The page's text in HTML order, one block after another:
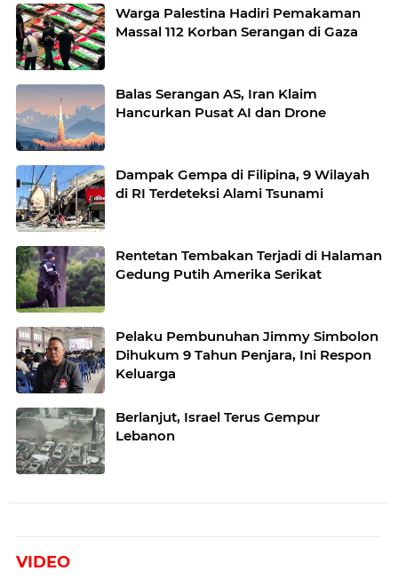
Warga Palestina Hadiri Pemakaman
Massal 112 Korban Serangan di Gaza
Balas Serangan AS, Iran Klaim
Hancurkan Pusat AI dan Drone
Dampak Gempa di Filipina, 9 Wilayah
di RI Terdeteksi Alami Tsunami
Rentetan Tembakan Terjadi di Halaman
Gedung Putih Amerika Serikat
Pelaku Pembunuhan Jimmy Simbolon
Dihukum 9 Tahun Penjara, Ini Respon
Keluarga
Berlanjut, Israel Terus Gempur
Lebanon
VIDEO